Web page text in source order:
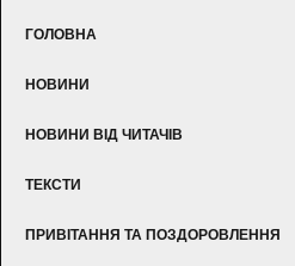
ГОЛОВНА
НОВИНИ
НОВИНИ ВІД ЧИТАЧІВ
ТЕКСТИ
ПРИВІТАННЯ ТА ПОЗДОРОВЛЕННЯ